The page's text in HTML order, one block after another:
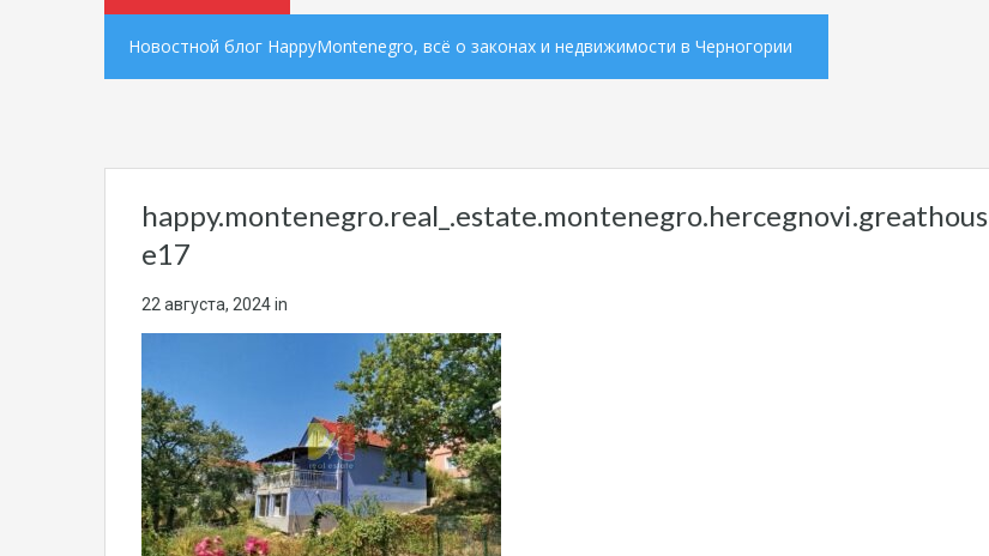
Новостной блог HappyMontenegro, всё о законах и недвижимости в Черногории
happy.montenegro.real_.estate.montenegro.hercegnovi.greathous
e17
22 августа, 2024in